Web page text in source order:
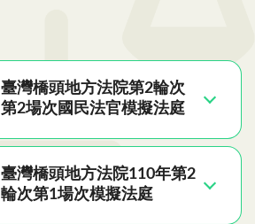
臺灣橋頭地方法院第2輪次
第2場次國民法官模擬法庭
臺灣橋頭地方法院110年第2
輪次第1場次模擬法庭